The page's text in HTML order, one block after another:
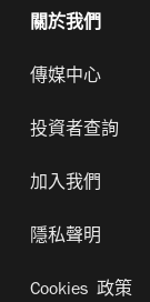
關於我們
傳媒中心
投資者查詢
加入我們
隱私聲明
Cookies 政策